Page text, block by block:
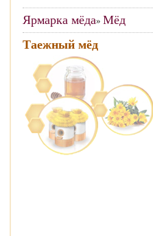
Ярмарка мёда» Мёд
Таежный мёд